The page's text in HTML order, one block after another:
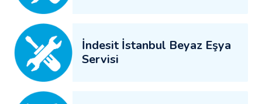
İndesit İstanbul Beyaz Eşya
Servisi